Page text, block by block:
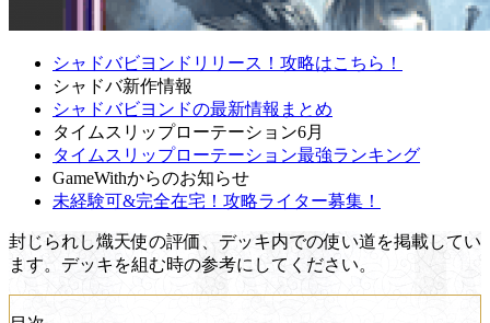
シャドバビヨンドリリース！攻略はこちら！
シャドバ新作情報
シャドバビヨンドの最新情報まとめ
タイムスリップローテーション6月
タイムスリップローテーション最強ランキング
GameWithからのお知らせ
未経験可&完全在宅！攻略ライター募集！
封じられし熾天使の評価、デッキ内での使い道を掲載してい
ます。デッキを組む時の参考にしてください。